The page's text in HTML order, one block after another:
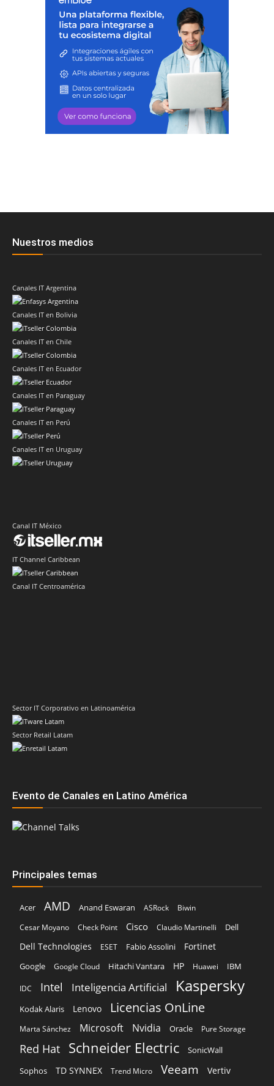
Nuestros medios
Canales IT Argentina
Canales IT en Bolivia
Canales IT en Chile
Canales IT en Ecuador
Canales IT en Paraguay
Canales IT en Perú
Canales IT en Uruguay
Canal IT México
IT Channel Caribbean
Canal IT Centroamérica
Sector IT Corporativo en Latinoamérica
Sector Retail Latam
Evento de Canales en Latino América
Principales temas
Acer AMD Anand Eswaran ASRock
Biwin
Cesar Moyano
Check Point Cisco Claudio Martinelli Dell
Dell Technologies ESET Fabio Assolini Fortinet
Google Google Cloud Hitachi Vantara HP Huawei IBM
IDC Intel Inteligencia Artificial Kaspersky
Kodak Alaris Lenovo Licencias OnLine
Marta Sánchez Microsoft Nvidia Oracle Pure Storage
Red Hat Schneider Electric SonicWall
Sophos TD SYNNEX Trend Micro Veeam Vertiv